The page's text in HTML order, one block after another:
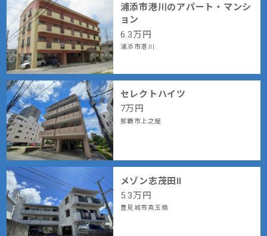
浦添市港川のアパート・マンシ
ョン
6.3万円
浦添市港川
セレクトハイツ
7万円
那覇市上之屋
メゾン志茂田Ⅱ
5.3万円
豊見城市真玉橋